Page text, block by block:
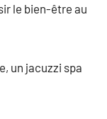
le bien-être au
un jacuzzi spa